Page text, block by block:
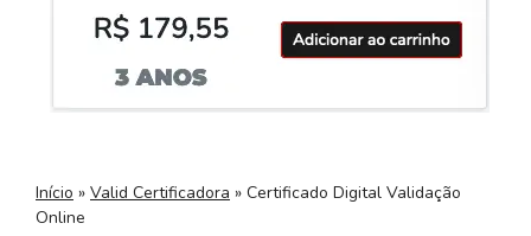
Início » Valid Certificadora » Certificado Digital Validação
Online